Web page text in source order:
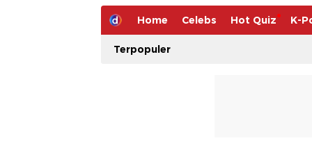
Home Celebs Hot Quiz K-
Terpopuler